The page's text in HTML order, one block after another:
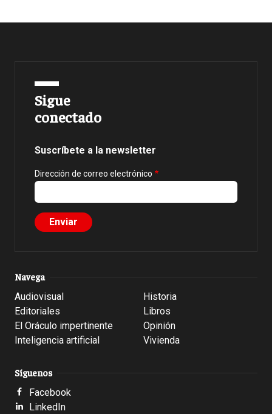
Sigue
conectado
Suscríbete a la newsletter
Dirección de correo electrónico
Navega
Audiovisual
Editoriales
El Oráculo impertinente
Inteligencia artificial
Historia
Libros
Opinión
Vivienda
Síguenos
Facebook
LinkedIn